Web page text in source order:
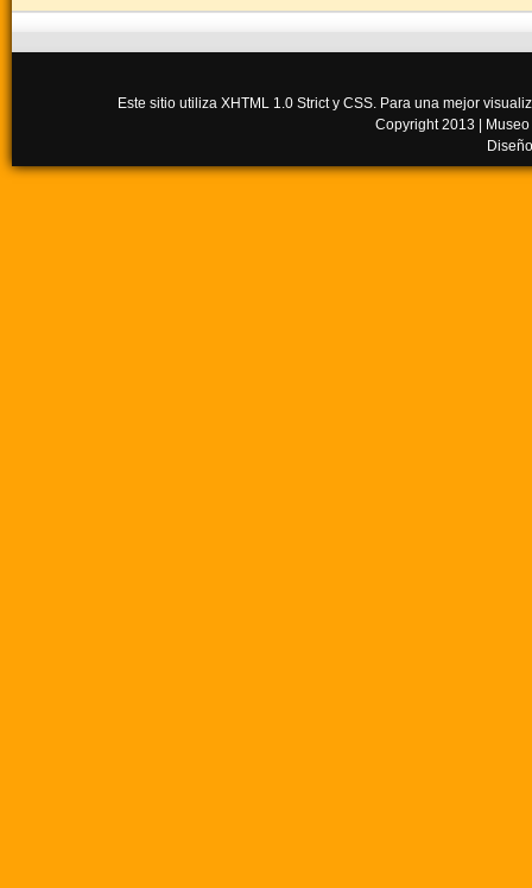
Este sitio utiliza XHTML 1.0 Strict y CSS. Para una mejor
Copyright 2013 |